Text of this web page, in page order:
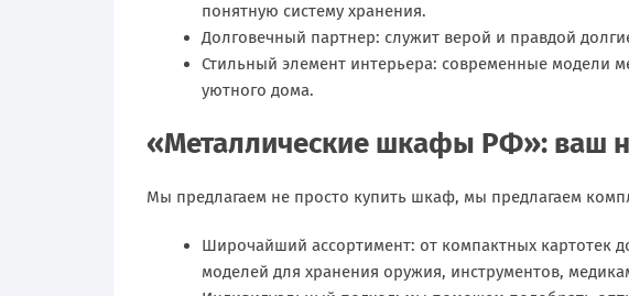
понятную систему хранения.
Долговечный партнер: служит верой и правдой
Стильный элемент интерьера: современные модели
уютного дома.
«Металлические шкафы РФ»: ваш
Мы предлагаем не просто купить шкаф, мы предлагаем
Широчайший ассортимент: от компактных картотек
моделей для хранения оружия, инструментов,